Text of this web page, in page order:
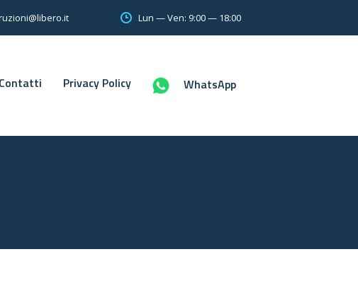
Lun — Ven: 9:00 — 18:00
Contatti Privacy Policy WhatsApp